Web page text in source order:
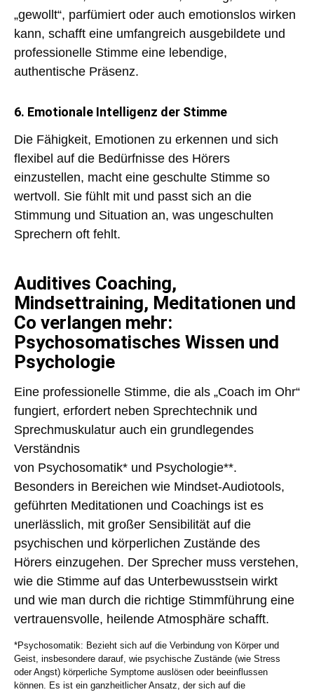
„gewollt“, parfümiert oder auch emotionslos wirken
kann, schafft eine umfangreich ausgebildete und
professionelle Stimme eine lebendige,
authentische Präsenz.
6. Emotionale Intelligenz der Stimme
Die Fähigkeit, Emotionen zu erkennen und sich
flexibel auf die Bedürfnisse des Hörers
einzustellen, macht eine geschulte Stimme so
wertvoll. Sie fühlt mit und passt sich an die
Stimmung und Situation an, was ungeschulten
Sprechern oft fehlt.
Auditives Coaching,
Mindsettraining, Meditationen und
Co verlangen mehr:
Psychosomatisches Wissen und
Psychologie
Eine professionelle Stimme, die als „Coach im Ohr“
fungiert, erfordert neben Sprechtechnik und
Sprechmuskulatur auch ein grundlegendes
Verständnis
von Psychosomatik* und Psychologie**.
Besonders in Bereichen wie Mindset-Audiotools,
geführten Meditationen und Coachings ist es
unerlässlich, mit großer Sensibilität auf die
psychischen und körperlichen Zustände des
Hörers einzugehen. Der Sprecher muss verstehen,
wie die Stimme auf das Unterbewusstsein wirkt
und wie man durch die richtige Stimmführung eine
vertrauensvolle, heilende Atmosphäre schafft.
*Psychosomatik: Bezieht sich auf die Verbindung von Körper und
Geist, insbesondere darauf, wie psychische Zustände (wie Stress
oder Angst) körperliche Symptome auslösen oder beeinflussen
können. Es ist ein ganzheitlicher Ansatz, der sich auf die